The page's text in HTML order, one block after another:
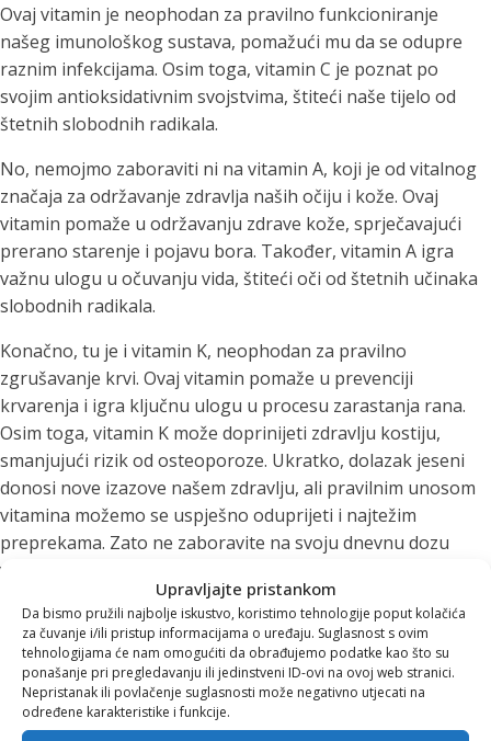
Upravljajte pristankom
Da bismo pružili najbolje iskustvo, koristimo tehnologije poput kolačića
za čuvanje i/ili pristup informacijama o uređaju. Suglasnost s ovim
tehnologijama će nam omogućiti da obrađujemo podatke kao što su
ponašanje pri pregledavanju ili jedinstveni ID-ovi na ovoj web stranici.
Nepristanak ili povlačenje suglasnosti može negativno utjecati na
određene karakteristike i funkcije.
Ovaj vitamin je neophodan za pravilno funkcioniranje
našeg imunološkog sustava, pomažući mu da se odupre
raznim infekcijama. Osim toga, vitamin C je poznat po
svojim antioksidativnim svojstvima, štiteći naše tijelo od
štetnih slobodnih radikala.
No, nemojmo zaboraviti ni na vitamin A, koji je od vitalnog
značaja za održavanje zdravlja naših očiju i kože. Ovaj
vitamin pomaže u održavanju zdrave kože, sprječavajući
prerano starenje i pojavu bora. Također, vitamin A igra
važnu ulogu u očuvanju vida, štiteći oči od štetnih učinaka
slobodnih radikala.
Konačno, tu je i vitamin K, neophodan za pravilno
zgrušavanje krvi. Ovaj vitamin pomaže u prevenciji
krvarenja i igra ključnu ulogu u procesu zarastanja rana.
Osim toga, vitamin K može doprinijeti zdravlju kostiju,
smanjujući rizik od osteoporoze. Ukratko, dolazak jeseni
donosi nove izazove našem zdravlju, ali pravilnim unosom
vitamina možemo se uspješno oduprijeti i najtežim
preprekama. Zato ne zaboravite na svoju dnevnu dozu
vitamina C, A i K!
Kako unositi vitamine na ukusan način
Cijeđenje sokova iz sezonskog voća nije samo ukusan
način da unesete potrebne vitamine, već i zabavan proces
koji možete dijeliti s obitelji i prijateljima. U tome vam mogu